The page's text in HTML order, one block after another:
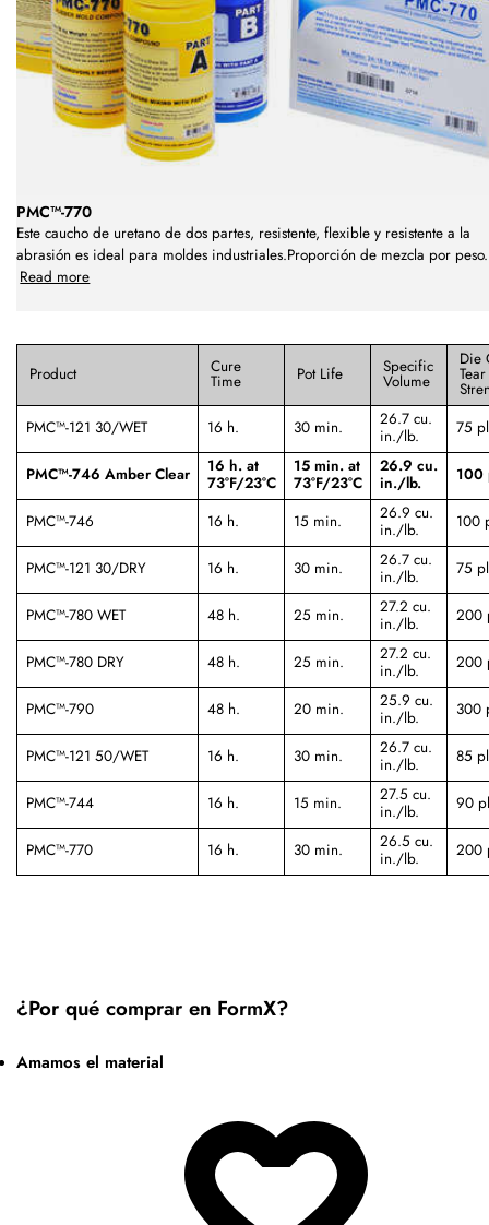
PMC™-770
Este caucho de uretano de dos partes, resistente, flexible y resistente a la
abrasión es ideal para moldes industriales.Proporción de mezcla por peso
Read more
Product Cure
Time Pot Life Specific
Volume
Die
Tear
PMC™-121 30/WET
16 h. 30 min.
26.7 cu.
in./lb.
75
PMC™-746 Amber Clear
16 h. at
73°F/23°C
15 min. at
73°F/23°C
26.9 cu.
in./lb.
100
PMC™-746 16 h. 15 min.
26.9 cu.
in./lb.
100
PMC™-121 30/DRY 16 h. 30 min.
26.7 cu.
in./lb.
75
PMC™-780 WET 48 h. 25 min.
27.2 cu.
in./lb.
200
PMC™-780 DRY 48 h. 25 min.
27.2 cu.
in./lb.
200
PMC™-790 48 h. 20 min.
25.9 cu.
in./lb.
300
PMC™-121 50/WET 16 h. 30 min.
26.7 cu.
in./lb.
85
PMC™-744 16 h. 15 min.
27.5 cu.
in./lb.
90
PMC™-770 16 h. 30 min.
26.5 cu.
in./lb.
200
¿Por qué comprar en FormX?
Amamos el material